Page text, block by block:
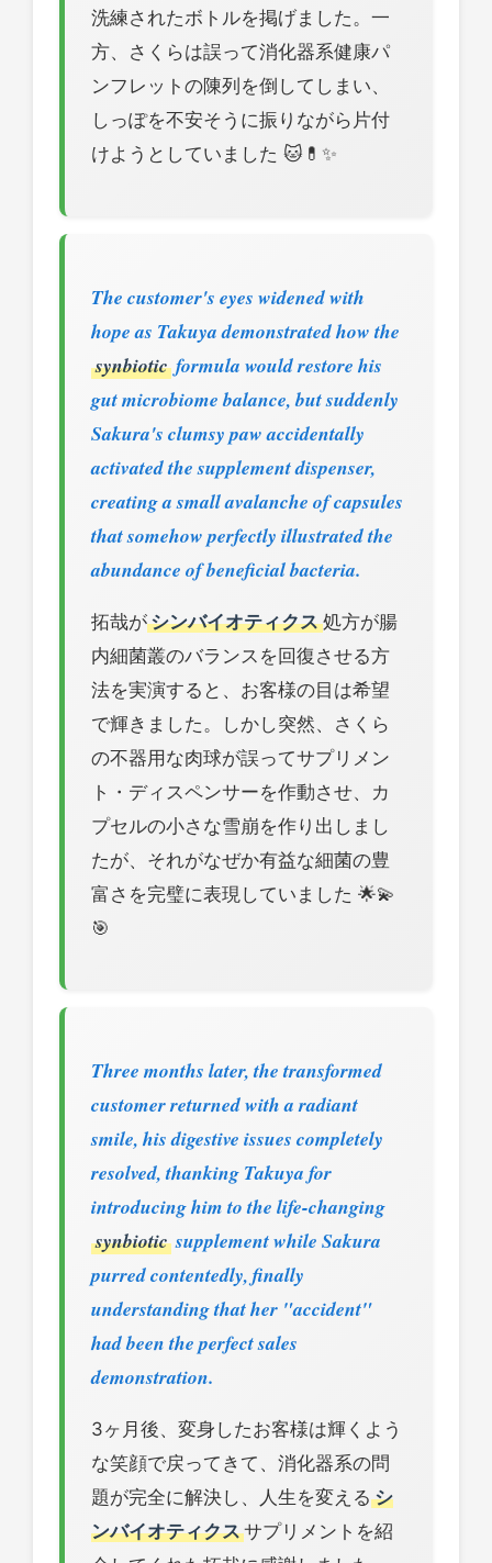
洗練されたボトルを掲げました。一
方、さくらは誤って消化器系健康パ
ンフレットの陳列を倒してしまい、
しっぽを不安そうに振りながら片付
けようとしていました 🐱💊✨
The customer's eyes widened with
hope as Takuya demonstrated how the
synbiotic formula would restore his
gut microbiome balance, but suddenly
Sakura's clumsy paw accidentally
activated the supplement dispenser,
creating a small avalanche of capsules
that somehow perfectly illustrated the
abundance of beneficial bacteria.
拓哉がシンバイオティクス処方が腸
内細菌叢のバランスを回復させる方
法を実演すると、お客様の目は希望
で輝きました。しかし突然、さくら
の不器用な肉球が誤ってサプリメン
ト・ディスペンサーを作動させ、カ
プセルの小さな雪崩を作り出しまし
たが、それがなぜか有益な細菌の豊
富さを完璧に表現していました 🌟💫
🎯
Three months later, the transformed
customer returned with a radiant
smile, his digestive issues completely
resolved, thanking Takuya for
introducing him to the life-changing
synbiotic supplement while Sakura
purred contentedly, finally
understanding that her "accident"
had been the perfect sales
demonstration.
3ヶ月後、変身したお客様は輝くよう
な笑顔で戻ってきて、消化器系の問
題が完全に解決し、人生を変える シ
ンバイオティクスサプリメントを紹